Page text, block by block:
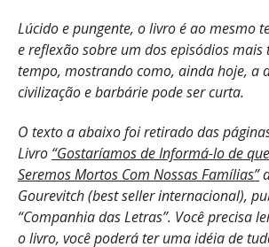
Lúcido e pungente, o livro é ao mesmo
e reflexão sobre um dos episódios mais
tempo, mostrando como, ainda hoje, a
civilização e barbárie pode ser curta.
O texto a abaixo foi retirado das
Livro “Gostaríamos de Informá-lo de
Seremos Mortos Com Nossas Famílias”
Gourevitch (best seller internacional),
“Companhia das Letras”. Você precisa
o livro, você poderá ter uma idéia de